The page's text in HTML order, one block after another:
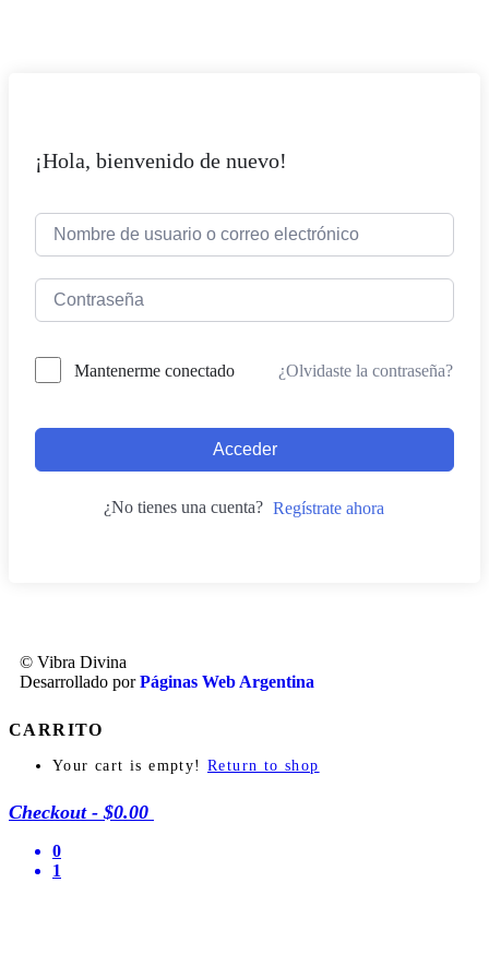
¡Hola, bienvenido de nuevo!
Mantenerme conectado ¿Olvidaste la contraseña?
Acceder
¿No tienes una cuenta? Regístrate ahora
© Vibra Divina
Desarrollado porPáginas Web Argentina
CARRITO
Your cart is empty! Return to shop
Checkout - $0.00
0
1